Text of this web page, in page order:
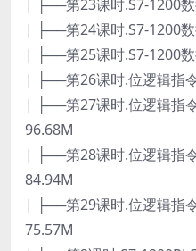
| ├──第23课时.S7-1200
| ├──第24课时.S7-1200
| ├──第25课时.S7-1200
| ├──第26课时.位逻辑指
| ├──第27课时.位逻辑指
96.68M
| ├──第28课时.位逻辑指
84.94M
| ├──第29课时.位逻辑指
75.57M